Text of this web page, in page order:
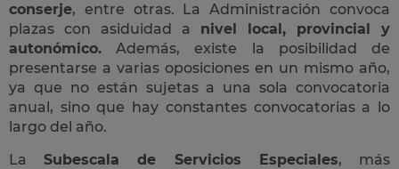
conserje, entre otras. La Administración convoca
plazas con asiduidad a nivel local, provincial y
autonómico. Además, existe la posibilidad de
presentarse a varias oposiciones en un mismo año,
ya que no están sujetas a una sola convocatoria
anual, sino que hay constantes convocatorias a lo
largo del año.
LaSubescala de Servicios Especiales, más